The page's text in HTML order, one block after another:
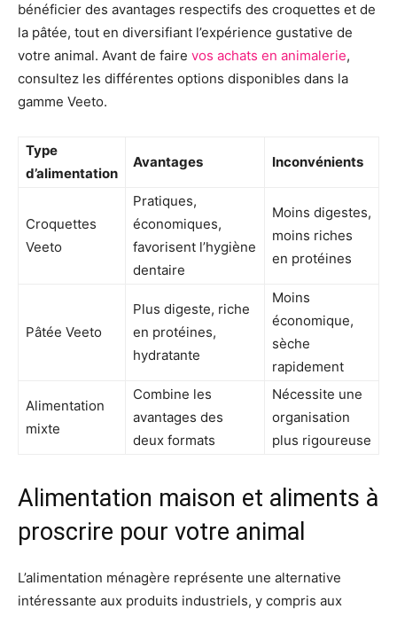
bénéficier des avantages respectifs des croquettes et de
la pâtée, tout en diversifiant l’expérience gustative de
votre animal. Avant de faire vos achats en animalerie,
consultez les différentes options disponibles dans la
gamme Veeto.
Type
d’alimentation
Avantages Inconvénients
Croquettes
Veeto
Pratiques,
économiques,
favorisent l’hygiène
dentaire
Moins digestes,
moins riches
en protéines
Pâtée Veeto
Plus digeste, riche
en protéines,
hydratante
Moins
économique,
sèche
rapidement
Alimentation
mixte
Combine les
avantages des
deux formats
Nécessite une
organisation
plus rigoureuse
Alimentation maison et aliments à
proscrire pour votre animal
L’alimentation ménagère représente une alternative
intéressante aux produits industriels, y compris aux